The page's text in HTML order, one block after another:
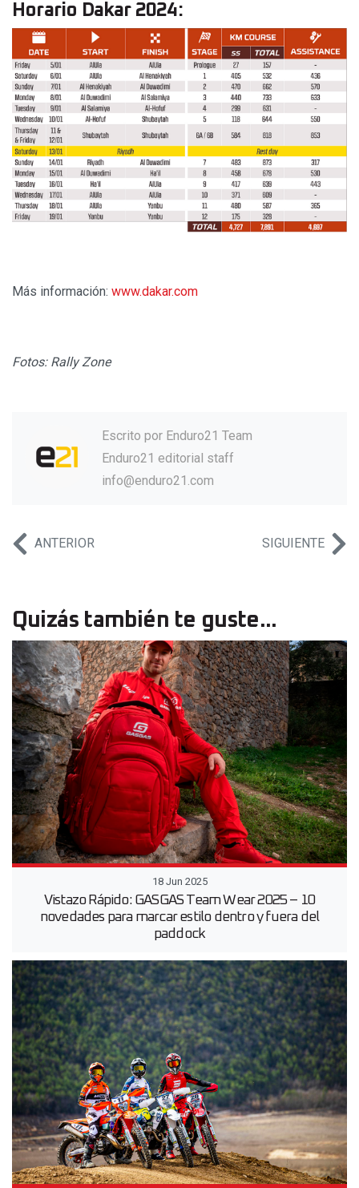
Horario Dakar 2024:
Más información: www.dakar.com
Fotos: Rally Zone
Escrito por Enduro21 Team
Enduro21 editorial staff
info@enduro21.com
ANTERIOR SIGUIENTE
Quizás también te guste...
18 Jun 2025
Vistazo Rápido: GASGAS Team Wear 2025 – 10
novedades para marcar estilo dentro y fuera del
paddock